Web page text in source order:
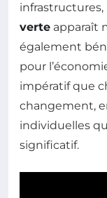
infrastructures,
verte apparaît
également
pour
impératif que
changement,
individuelles
significatif.